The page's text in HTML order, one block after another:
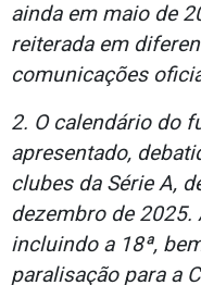
ainda em maio de
reiterada em
comunicações
2. O calendário do
apresentado,
clubes da Série A,
dezembro de 2025.
incluindo a 18ª,
paralisação para a